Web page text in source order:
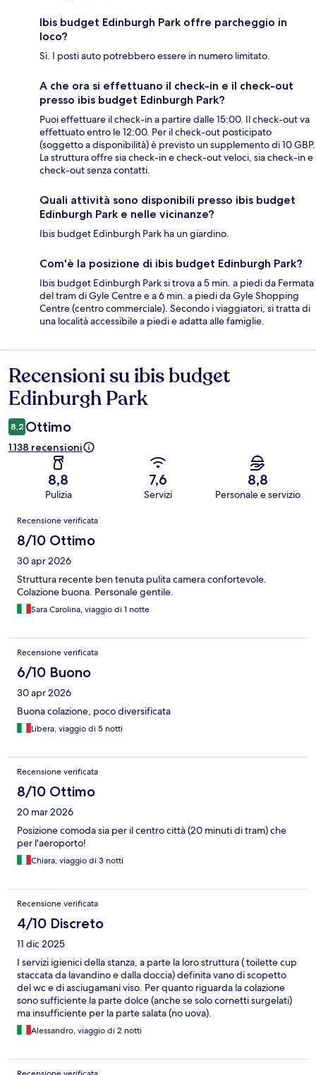
Ibis budget Edinburgh Park offre parcheggio in
loco?
Sì. I posti auto potrebbero essere in numero limitato.
A che ora si effettuano il check-in e il check-out
presso ibis budget Edinburgh Park?
Puoi effettuare il check-in a partire dalle 15:00. Il check-out va
effettuato entro le 12:00. Per il check-out posticipato
(soggetto a disponibilità) è previsto un supplemento di 10 GBP.
La struttura offre sia check-in e check-out veloci, sia check-in e
check-out senza contatti.
Quali attività sono disponibili presso ibis budget
Edinburgh Park e nelle vicinanze?
Ibis budget Edinburgh Park ha un giardino.
Com'è la posizione di ibis budget Edinburgh Park?
Ibis budget Edinburgh Park si trova a 5 min. a piedi da Fermata
del tram di Gyle Centre e a 6 min. a piedi da Gyle Shopping
Centre (centro commerciale). Secondo i viaggiatori, si tratta di
una località accessibile a piedi e adatta alle famiglie.
Recensioni
Recensioni su ibis budget
Edinburgh Park
8,2 Ottimo
1.138 recensioni
8,8
Pulizia
7,6
Servizi
8,8
Personale e servizio
Recensioni
Recensione verificata
8/10 Ottimo
30 apr 2026
Struttura recente ben tenuta pulita camera confortevole.
Colazione buona. Personale gentile.
Sara Carolina, viaggio di 1 notte
Recensione verificata
6/10 Buono
30 apr 2026
Buona colazione, poco diversificata
Libera, viaggio di 5 notti
Recensione verificata
8/10 Ottimo
20 mar 2026
Posizione comoda sia per il centro città (20 minuti di tram) che
per l'aeroporto!
Chiara, viaggio di 3 notti
Recensione verificata
4/10 Discreto
11 dic 2025
I servizi igienici della stanza, a parte la loro struttura ( toilette cup
staccata da lavandino e dalla doccia) definita vano di scopetto
del wc e di asciugamani viso. Per quanto riguarda la colazione
sono sufficiente la parte dolce (anche se solo cornetti surgelati)
ma insufficiente per la parte salata (no uova).
Alessandro, viaggio di 2 notti